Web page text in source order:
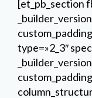
[et_pb_section
type=»2_3″